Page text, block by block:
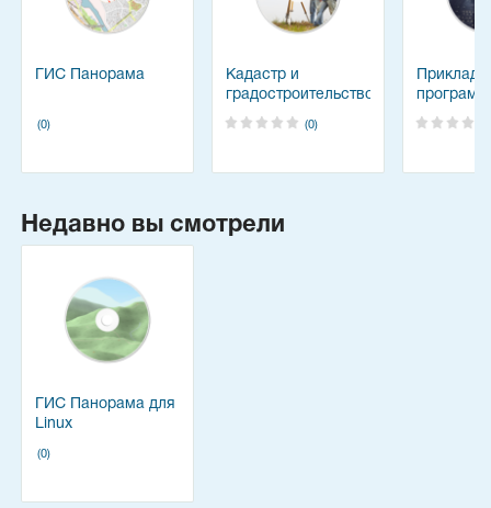
ГИС Панорама
(0)
Кадастр и
градостроительство
(0)
Недавно вы смотрели
ГИС Панорама для
Linux
(0)